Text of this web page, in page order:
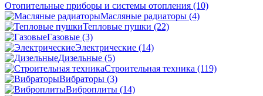
Отопительные приборы и системы отопления (10)
Масляные радиаторы (4)
Тепловые пушки (22)
Газовые (3)
Электрические (14)
Дизельные (5)
Строительная техника (119)
Вибраторы (3)
Виброплиты (14)